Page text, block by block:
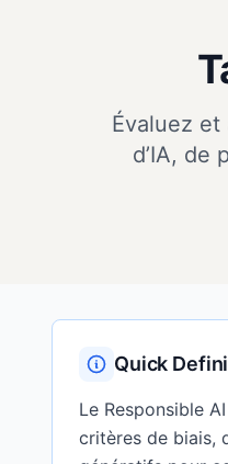
Évaluez
d’IA, de
Quick
Le Responsible
critères de biais,